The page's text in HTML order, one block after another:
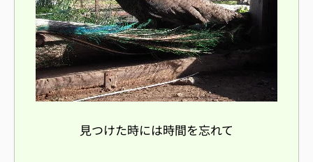
見つけた時には時間を忘れて